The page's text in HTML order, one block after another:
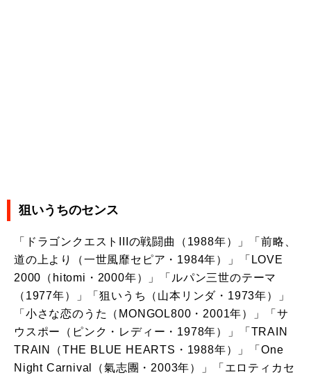
狙いうちのセンス
「ドラゴンクエストIIIの戦闘曲（1988年）」「前略、
道の上より（一世風靡セピア・1984年）」「LOVE
2000（hitomi・2000年）」「ルパン三世のテーマ
（1977年）」「狙いうち（山本リンダ・1973年）」
「小さな恋のうた（MONGOL800・2001年）」「サ
ウスポー（ピンク・レディー・1978年）」「TRAIN
TRAIN（THE BLUE HEARTS・1988年）」「One
Night Carnival（氣志團・2003年）」「エロティカセ